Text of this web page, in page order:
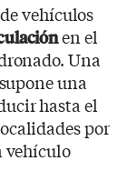
vehículos
en el
Una
una
hasta el
por
vehículo